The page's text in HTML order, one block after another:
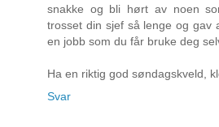
snakke og bli hørt av noen
trosset din sjef så lenge og gav
en jobb som du får bruke deg
Ha en riktig god søndagskveld,
Svar